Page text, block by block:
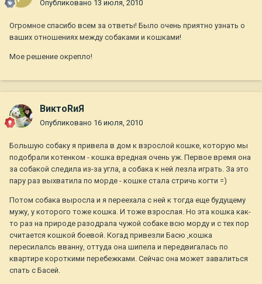
Опубликовано 13 июля, 2010
Огромное спасибо всем за ответы! Было очень приятно узнать о
ваших отношениях между собаками и кошками!
Мое решение окрепло!
ВиктоRиЯ
Опубликовано 16 июля, 2010
Большую собаку я привела в дом к взрослой кошке, которую мы
подобрали котенком - кошка вредная очень уж. Первое время она
за собакой следила из-за угла, а собака к ней лезла играть. За это
пару раз выхватила по морде - кошке стала стричь когти =)
Потом собака выросла и я переехала с ней к тогда еще будущему
мужу, у которого тоже кошка. И тоже взрослая. Но эта кошка как-
то раз на природе разодрала чужой собаке всю морду и с тех пор
считается кошкой боевой. Когад привезли Басю ,кошка
пересилалсь вванну, оттуда она шипела и передвигалась по
квартире короткими перебежками. Сейчас она может завалиться
спать с Басей.